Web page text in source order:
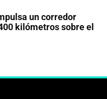
un corredor
kilómetros sobre el